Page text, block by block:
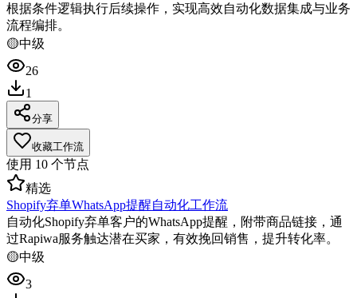
根据条件逻辑执行后续操作，实现高效自动化数据集成与业务
流程编排。
🟡中级
26
1
分享
收藏工作流
使用 10 个节点
精选
Shopify弃单WhatsApp提醒自动化工作流
自动化Shopify弃单客户的WhatsApp提醒，附带商品链接，通
过Rapiwa服务触达潜在买家，有效挽回销售，提升转化率。
🟡中级
3